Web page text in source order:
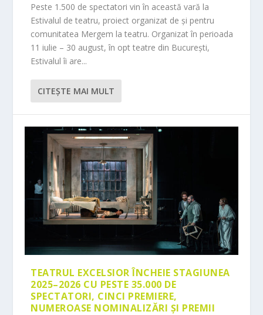
Peste 1.500 de spectatori vin în această vară la
Estivalul de teatru, proiect organizat de și pentru
comunitatea Mergem la teatru. Organizat în perioada
11 iulie – 30 august, în opt teatre din București,
Estivalul îi are...
CITEŞTE MAI MULT
TEATRUL EXCELSIOR ÎNCHEIE STAGIUNEA
2025–2026 CU PESTE 35.000 DE
SPECTATORI, CINCI PREMIERE,
NUMEROASE NOMINALIZĂRI ȘI PREMII